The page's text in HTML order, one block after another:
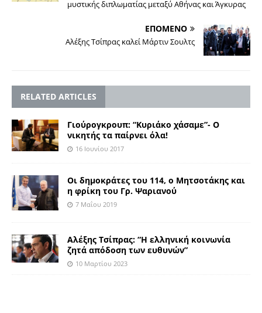
μυστικής διπλωματίας μεταξύ Αθήνας και Άγκυρας
ΕΠΟΜΕΝΟ
Αλέξης Τσίπρας καλεί Μάρτιν Σουλτς
RELATED ARTICLES
Γιούρογκρουπ: “Κυριάκο χάσαμε”- Ο
νικητής τα παίρνει όλα!
16 Ιουνίου 2017
Οι δημοκράτες του 114, o Μητσοτάκης και
η φρίκη του Γρ. Ψαριανού
7 Μαΐου 2019
Αλέξης Τσίπρας: “Η ελληνική κοινωνία
ζητά απόδοση των ευθυνών”
10 Μαρτίου 2023